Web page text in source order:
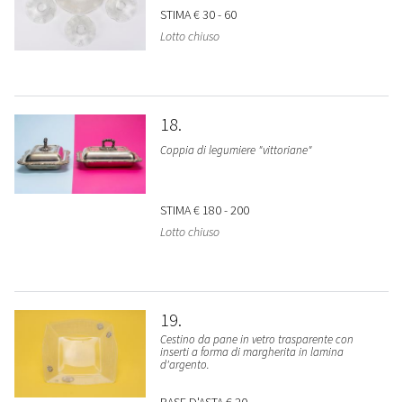
STIMA€ 30 - 60
Lotto chiuso
18
Coppia di legumiere "vittoriane"
STIMA€ 180 - 200
Lotto chiuso
19
Cestino da pane in vetro trasparente con
inserti a forma di margherita in lamina
d'argento.